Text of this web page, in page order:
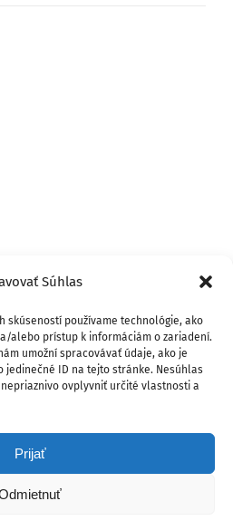
Súhlas
skúseností používame technológie, ako
alebo prístup k informáciám o zariadení.
umožní spracovávať údaje, ako je
ID na tejto stránke. Nesúhlas
ovplyvniť určité vlastnosti a
Prijať